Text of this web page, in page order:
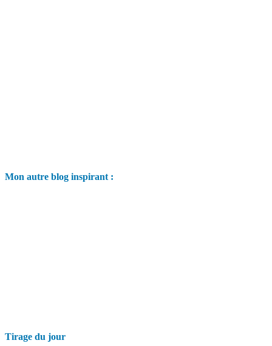
Mon autre blog inspirant :
Tirage du jour